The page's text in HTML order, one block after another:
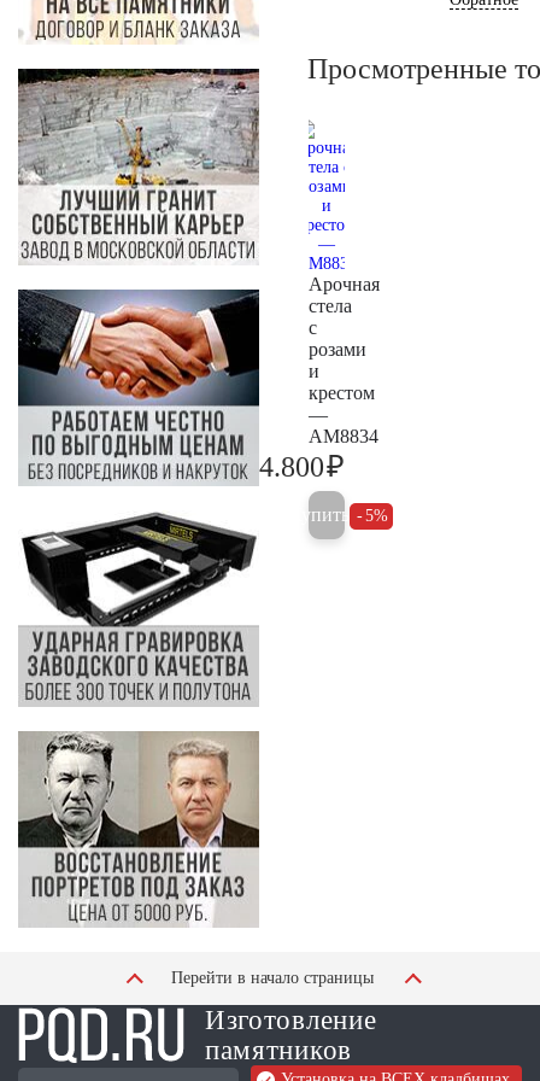
Просмотренные
Арочная
стела
с
розами
и
крестом
—
AM8834
4.800₽
Купить 5%
Перейти в начало страницы
Изготовление
памятников